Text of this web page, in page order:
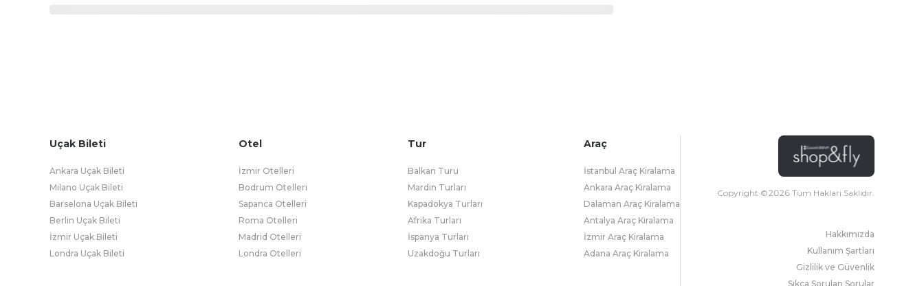
Uçak Bileti
Ankara Uçak Bileti
Milano Uçak Bileti
Barselona Uçak Bileti
Berlin Uçak Bileti
İzmir Uçak Bileti
Londra Uçak Bileti
Otel
İzmir Otelleri
Bodrum Otelleri
Sapanca Otelleri
Roma Otelleri
Madrid Otelleri
Londra Otelleri
Tur
Balkan Turu
Mardin Turları
Kapadokya Turları
Afrika Turları
İspanya Turları
Uzakdoğu Turları
Araç
İstanbul Araç Kiralama
Ankara Araç Kiralama
Dalaman Araç Kiralama
Antalya Araç Kiralama
İzmir Araç Kiralama
Adana Araç Kiralama
Copyright ©2026 Tüm Hakları Saklıdır.
Hakkımızda
Kullanım Şartları
Gizlilik ve Güvenlik
Sıkça Sorulan Sorular